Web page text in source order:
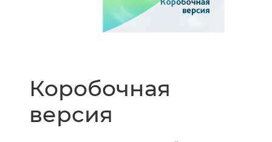
Коробочная
версия